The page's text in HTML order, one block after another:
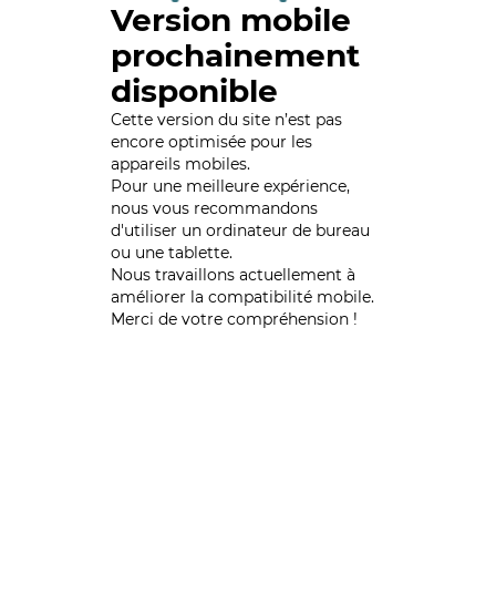
Version mobile
prochainement
disponible
Cette version du site n’est pas
encore optimisée pour les
appareils mobiles.
Pour une meilleure expérience,
nous vous recommandons
d'utiliser un ordinateur de bureau
ou une tablette.
Nous travaillons actuellement à
améliorer la compatibilité mobile.
Merci de votre compréhension !